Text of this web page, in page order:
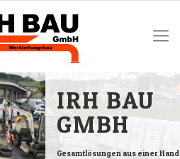
IRH BAU
GMBH
Gesamtlösungen aus einer